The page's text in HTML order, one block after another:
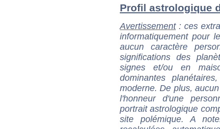
Profil astrologique
Avertissement: ces
informatiquement pour
aucun caractère
significations des
signes et/ou en
dominantes
moderne. De plus,
l'honneur d'une
portrait astrologique
site polémique. A